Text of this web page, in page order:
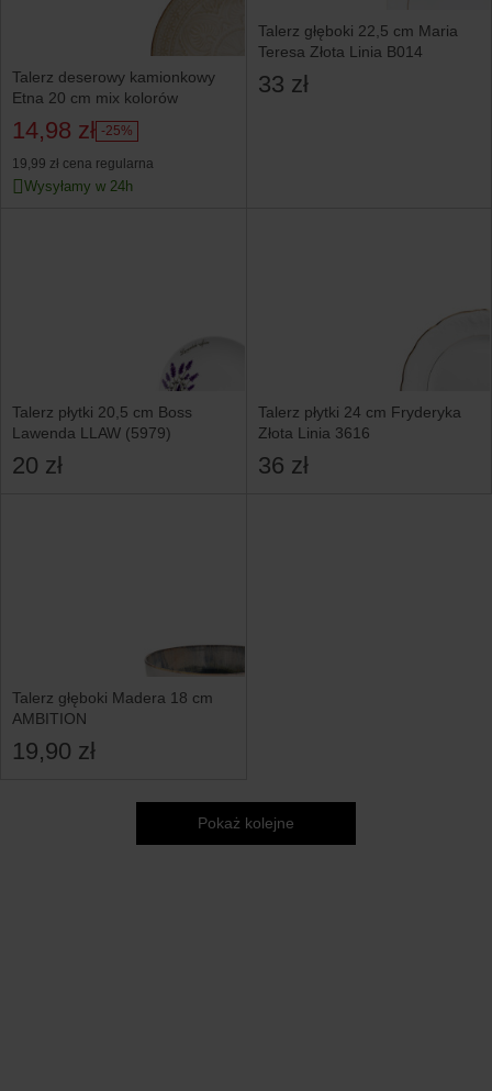
Talerz deserowy kamionkowy
Etna 20 cm mix kolorów
14,98 zł -25%
19,99 zł cena regularna
Wysyłamy w 24h
Talerz głęboki 22,5 cm Maria
Teresa Złota Linia B014
33 zł
Talerz płytki 20,5 cm Boss
Lawenda LLAW (5979)
20 zł
Talerz płytki 24 cm Fryderyka
Złota Linia 3616
36 zł
Talerz głęboki Madera 18 cm
AMBITION
19,90 zł
Pokaż kolejne